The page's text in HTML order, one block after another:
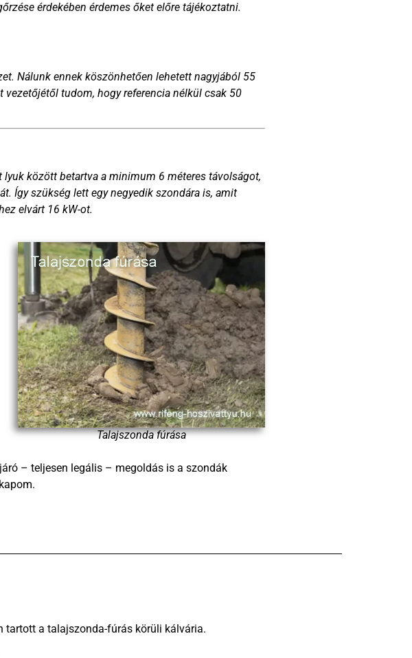
érdekében érdemes őket előre tájékoztatni.
Nálunk ennek köszönhetően lehetett nagyjából 55
tudom, hogy referencia nélkül csak 50
között betartva a minimum 6 méteres távolságot,
Így szükség lett egy negyedik szondára is, amit
elvárt 16 kW-ot.
Talajszonda fúrása
– teljesen legális – megoldás is a szondák
tartott a talajszonda-fúrás körüli kálvária.